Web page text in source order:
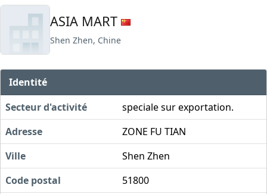
ASIA MART
Shen Zhen, Chine
Identité
Secteur d'activité
speciale sur exportation.
Adresse
ZONE FU TIAN
Ville
Shen Zhen
Code postal
51800